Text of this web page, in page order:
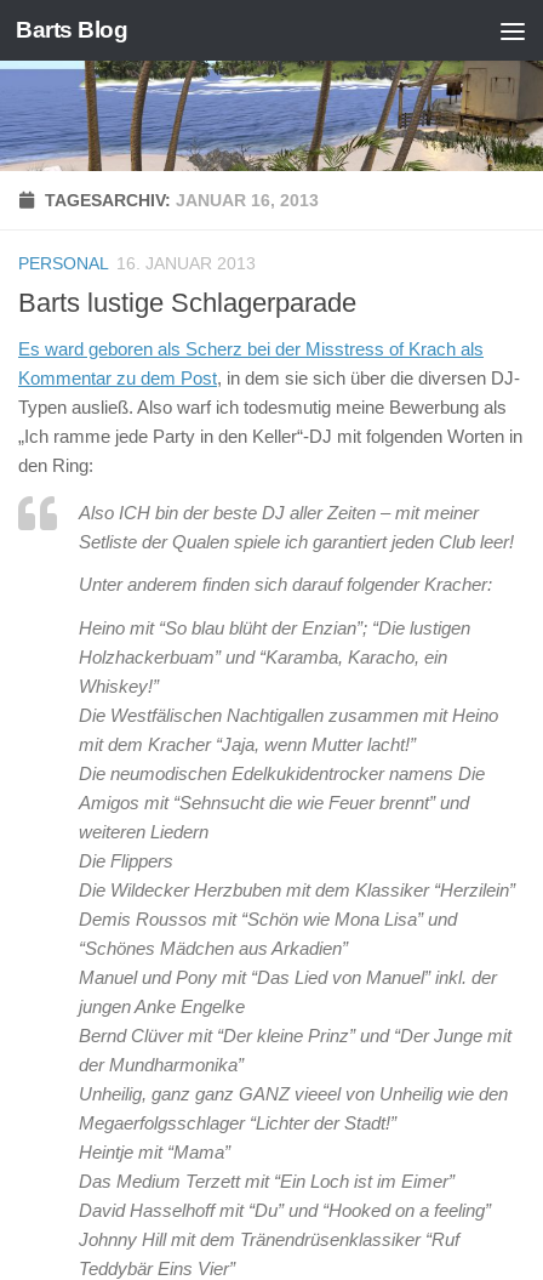
Zum Inhalt springen
Barts Blog
TAGESARCHIV: JANUAR 16, 2013
PERSONAL 16. JANUAR 2013
Barts lustige Schlagerparade
Es ward geboren als Scherz bei der Misstress of Krach als
Kommentar zu dem Post, in dem sie sich über die diversen DJ-
Typen ausließ. Also warf ich todesmutig meine Bewerbung als
„Ich ramme jede Party in den Keller“-DJ mit folgenden Worten in
den Ring:
Also ICH bin der beste DJ aller Zeiten – mit meiner
Setliste der Qualen spiele ich garantiert jeden Club leer!
Unter anderem finden sich darauf folgender Kracher:
Heino mit “So blau blüht der Enzian”; “Die lustigen
Holzhackerbuam” und “Karamba, Karacho, ein
Whiskey!”
Die Westfälischen Nachtigallen zusammen mit Heino
mit dem Kracher “Jaja, wenn Mutter lacht!”
Die neumodischen Edelkukidentrocker namens Die
Amigos mit “Sehnsucht die wie Feuer brennt” und
weiteren Liedern
Die Flippers
Die Wildecker Herzbuben mit dem Klassiker “Herzilein”
Demis Roussos mit “Schön wie Mona Lisa” und
“Schönes Mädchen aus Arkadien”
Manuel und Pony mit “Das Lied von Manuel” inkl. der
jungen Anke Engelke
Bernd Clüver mit “Der kleine Prinz” und “Der Junge mit
der Mundharmonika”
Unheilig, ganz ganz GANZ vieeel von Unheilig wie den
Megaerfolgsschlager “Lichter der Stadt!”
Heintje mit “Mama”
Das Medium Terzett mit “Ein Loch ist im Eimer”
David Hasselhoff mit “Du” und “Hooked on a feeling”
Johnny Hill mit dem Tränendrüsenklassiker “Ruf
Teddybär Eins Vier”